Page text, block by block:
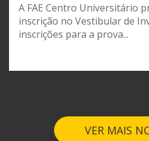
A FAE Centro Universitário
inscrição no Vestibular de
inscrições para a prova...
VER MAIS